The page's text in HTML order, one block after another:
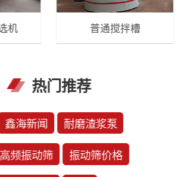
机 普通搅拌槽
热门推荐
鑫海新闻 耐磨渣浆泵
高频振动筛 振动筛价格